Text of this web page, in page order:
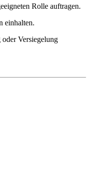
Rolle auftragen.
einhalten.
Versiegelung